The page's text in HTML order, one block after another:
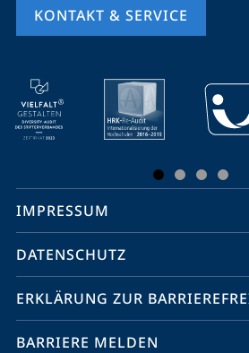
KONTAKT & SERVICE
Mobile-
Service-
Navigation
Social
Media
Kontakte
IMPRESSUM
DATENSCHUTZ
ERKLÄRUNG ZUR
BARRIERE MELDEN